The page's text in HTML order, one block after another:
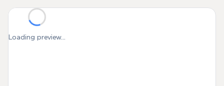
Loading preview...